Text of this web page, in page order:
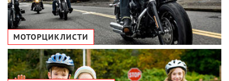
МОТОРЦИКЛИСТИ